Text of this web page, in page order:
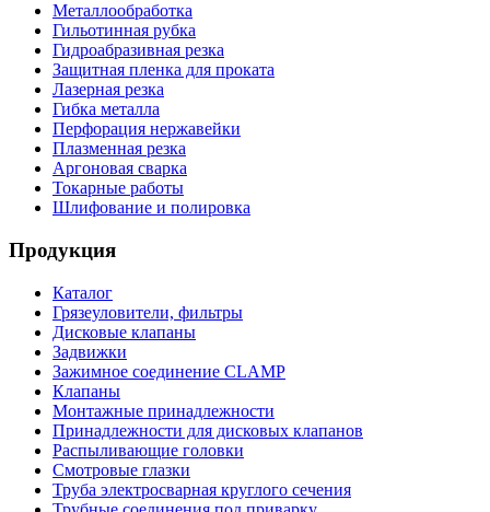
Металлообработка
Гильотинная рубка
Гидроабразивная резка
Защитная пленка для проката
Лазерная резка
Гибка металла
Перфорация нержавейки
Плазменная резка
Аргоновая сварка
Токарные работы
Шлифование и полировка
Продукция
Каталог
Грязеуловители, фильтры
Дисковые клапаны
Задвижки
Зажимное соединение CLAMP
Клапаны
Монтажные принадлежности
Принадлежности для дисковых клапанов
Распыливающие головки
Смотровые глазки
Труба электросварная круглого сечения